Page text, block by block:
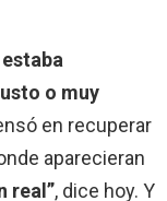
o muy
en recuperar
aparecieran
real”, dice hoy. Y